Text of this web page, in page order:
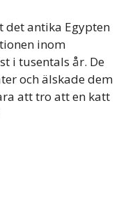
det antika Egypten
inom
i tusentals år. De
och älskade dem
att tro att en katt